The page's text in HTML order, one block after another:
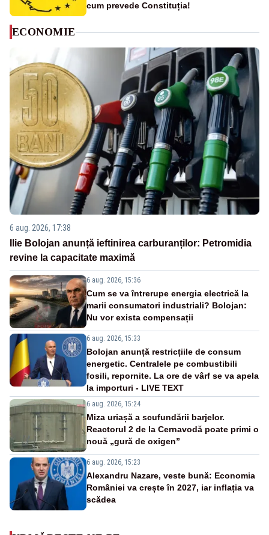
cum prevede Constituția!
ECONOMIE
6 aug. 2026, 17:38
Ilie Bolojan anunță ieftinirea carburanților: Petromidia
revine la capacitate maximă
6 aug. 2026, 15:36
Cum se va întrerupe energia electrică la
marii consumatori industriali? Bolojan:
Nu vor exista compensații
6 aug. 2026, 15:33
Bolojan anunță restricțiile de consum
energetic. Centralele pe combustibili
fosili, repornite. La ore de vârf se va apela
la importuri - LIVE TEXT
6 aug. 2026, 15:24
Miza uriașă a scufundării barjelor.
Reactorul 2 de la Cernavodă poate primi o
nouă „gură de oxigen”
6 aug. 2026, 15:23
Alexandru Nazare, veste bună: Economia
României va crește în 2027, iar inflația va
scădea